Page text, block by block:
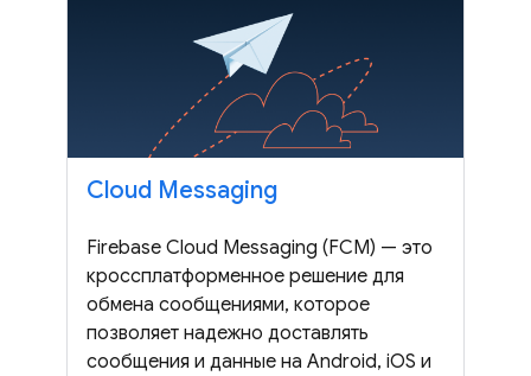
Cloud Messaging
Firebase Cloud Messaging (FCM) — это
кроссплатформенное решение для
обмена сообщениями, которое
позволяет надежно доставлять
сообщения и данные на Android, iOS и